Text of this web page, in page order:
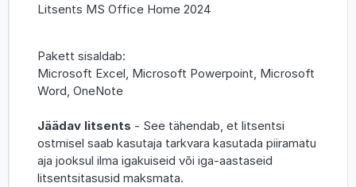
Litsents MS Office Home 2024
Pakett sisaldab:
Microsoft Excel, Microsoft Powerpoint, Microsoft
Word, OneNote
Jäädav litsents - See tähendab, et litsentsi
ostmisel saab kasutaja tarkvara kasutada piiramatu
aja jooksul ilma igakuiseid või iga-aastaseid
litsentsitasusid maksmata.